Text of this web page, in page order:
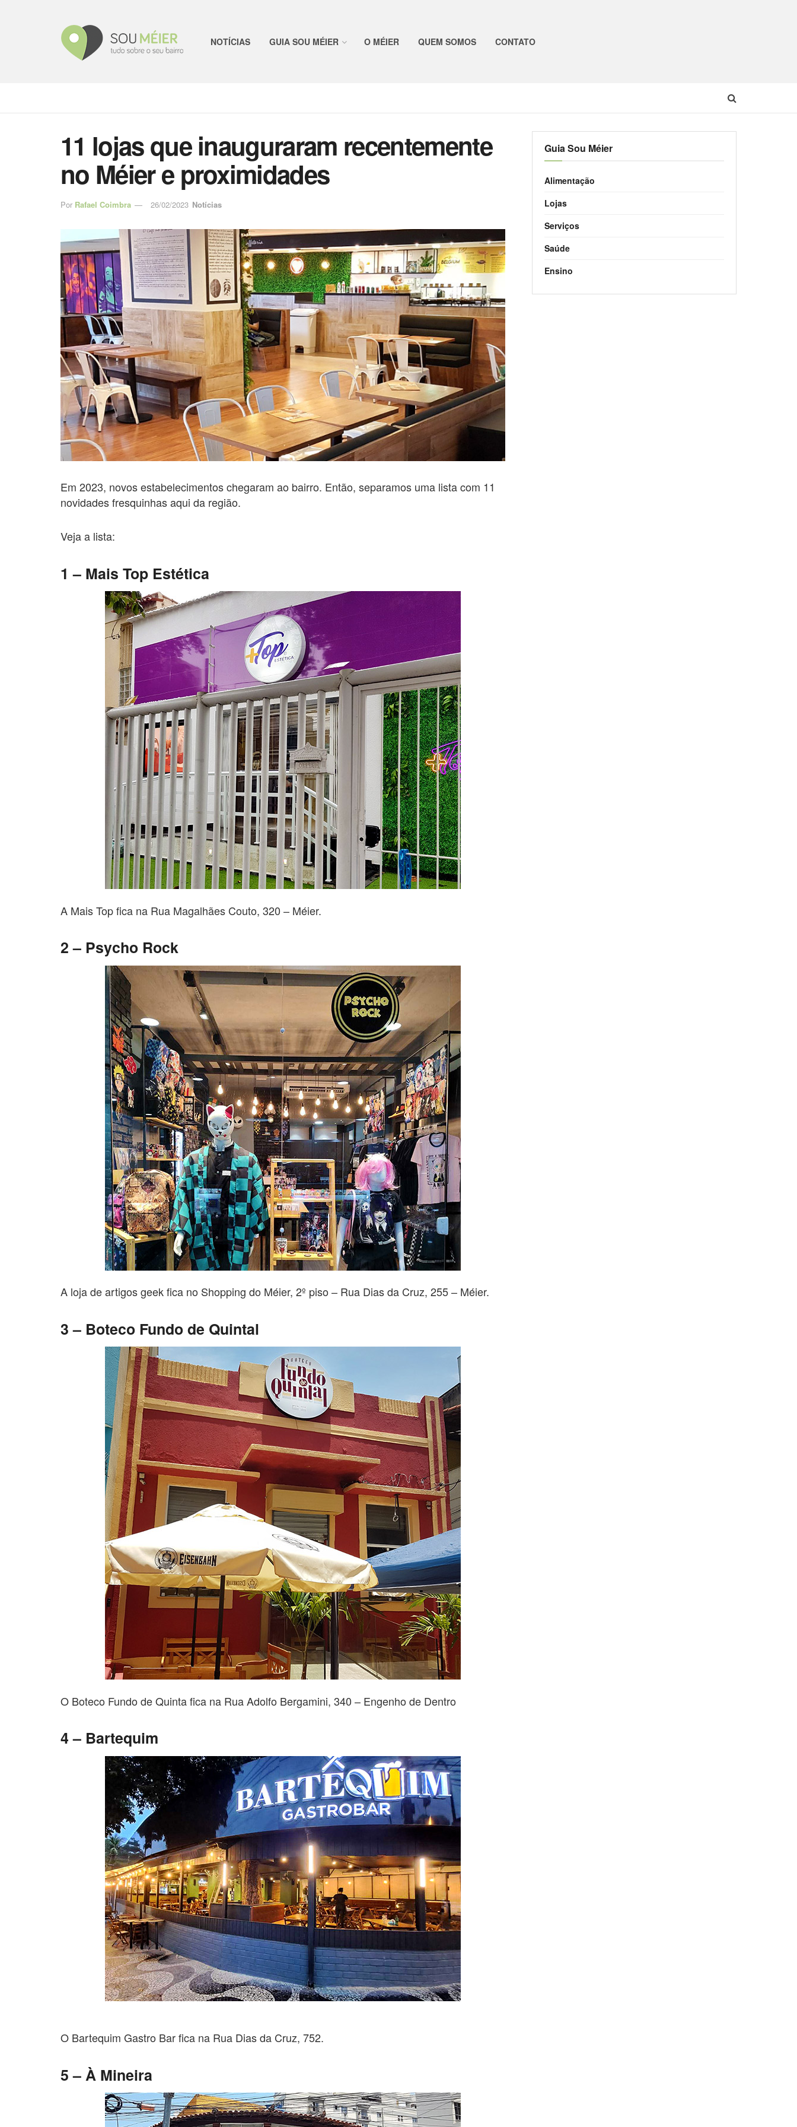
NOTÍCIAS GUIA SOU MÉIER O MÉIER QUEM SOMOS CONTATO
11 lojas que inauguraram recentemente
no Méier e proximidades
Por Rafael Coimbra 26/02/2023 Notícias
Em 2023, novos estabelecimentos chegaram ao bairro. Então, separamos uma lista com 11
novidades fresquinhas aqui da região.
Veja a lista:
1 – Mais Top Estética
A Mais Top fica na Rua Magalhães Couto, 320 – Méier.
2 – Psycho Rock
A loja de artigos geek fica no Shopping do Méier, 2º piso – Rua Dias da Cruz, 255 – Méier.
3 – Boteco Fundo de Quintal
O Boteco Fundo de Quinta fica na Rua Adolfo Bergamini, 340 – Engenho de Dentro
4 – Bartequim
O Bartequim Gastro Bar fica na Rua Dias da Cruz, 752.
5 – À Mineira
Guia Sou Méier
Alimentação
Lojas
Serviços
Saúde
Ensino